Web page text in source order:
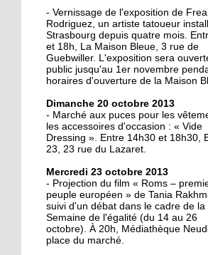
13 octobre 2013
Christian Wahl obtient la
baguette d'or 2013
11 octobre 2013
la tête de la grande
mosquée
11 octobre 2013
500 roses offertes aux
Neudorfois
11 octobre 2013
Les cycles éphémères
- Vernissage de l'exposition de
Rodriguez, un artiste tatoueur
Strasbourg depuis quatre mois.
et 18h, La Maison Bleue, 3 rue de
Guebwiller. L'exposition sera
public jusqu'au 1er novembre
horaires d'ouverture de la Maison
Dimanche 20 octobre 2013
- Marché aux puces pour les
les accessoires d'occasion : « Vide
Dressing ». Entre 14h30 et 18h30,
23, 23 rue du Lazaret.
Mercredi 23 octobre 2013
- Projection du film « Roms –
peuple européen » de Tania
suivi d'un débat dans le cadre de la
Semaine de l'égalité (du 14 au 26
octobre). À 20h, Médiathèque
place du marché.